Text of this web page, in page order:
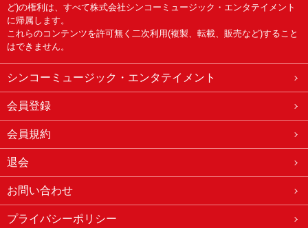
ど)の権利は、すべて株式会社シンコーミュージック・エンタテイメント
に帰属します。
これらのコンテンツを許可無く二次利用(複製、転載、販売など)すること
はできません。
シンコーミュージック・エンタテイメント
会員登録
会員規約
退会
お問い合わせ
プライバシーポリシー